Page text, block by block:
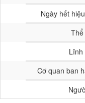
Ngày hết
Cơ quan ban